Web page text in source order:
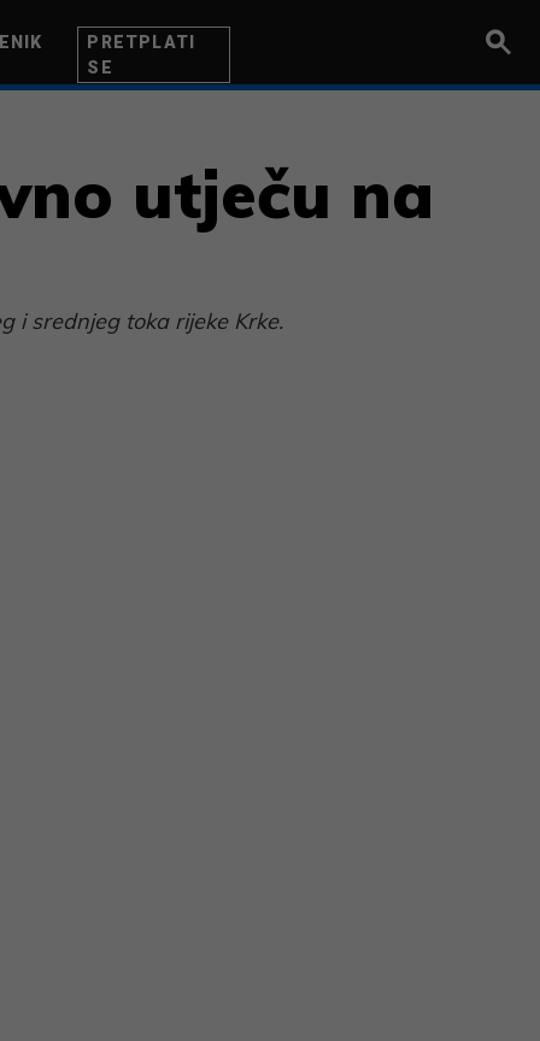
PRETPLATI
SE
utječu na
i srednjeg toka rijeke Krke.